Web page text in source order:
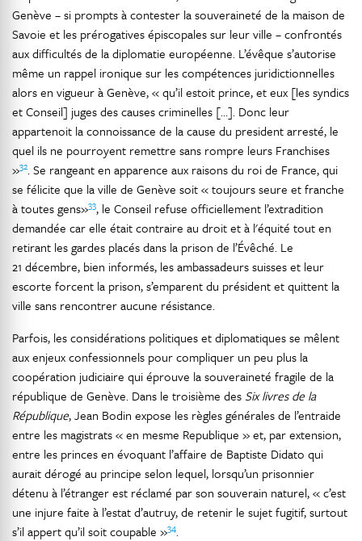
Genève – si prompts à contester la souveraineté de la maison de
Savoie et les prérogatives épiscopales sur leur ville – confrontés
aux difficultés de la diplomatie européenne. L’évêque s’autorise
même un rappel ironique sur les compétences juridictionnelles
alors en vigueur à Genève, « qu’il estoit prince, et eux [les syndics
et Conseil] juges des causes criminelles […]. Donc leur
appartenoit la connoissance de la cause du president arresté, le
quel ils ne pourroyent remettre sans rompre leurs Franchises
»32. Se rangeant en apparence aux raisons du roi de France, qui
se félicite que la ville de Genève soit « toujours seure et franche
à toutes gens»33, le Conseil refuse officiellement l’extradition
demandée car elle était contraire au droit et à l'équité tout en
retirant les gardes placés dans la prison de l’Évêché. Le
21 décembre, bien informés, les ambassadeurs suisses et leur
escorte forcent la prison, s’emparent du président et quittent la
ville sans rencontrer aucune résistance.
Parfois, les considérations politiques et diplomatiques se mêlent
aux enjeux confessionnels pour compliquer un peu plus la
coopération judiciaire qui éprouve la souveraineté fragile de la
république de Genève. Dans le troisième des Six livres de la
République, Jean Bodin expose les règles générales de l’entraide
entre les magistrats « en mesme Republique » et, par extension,
entre les princes en évoquant l’affaire de Baptiste Didato qui
aurait dérogé au principe selon lequel, lorsqu’un prisonnier
détenu à l’étranger est réclamé par son souverain naturel, « c’est
une injure faite à l’estat d’autruy, de retenir le sujet fugitif, surtout
s’il appert qu’il soit coupable »34.